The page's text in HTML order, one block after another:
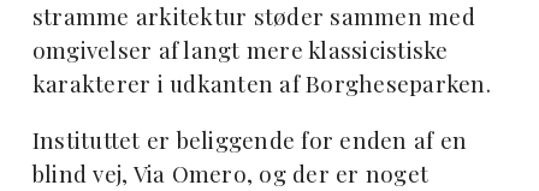
stramme arkitektur støder sammen med
omgivelser af langt mere klassicistiske
karakterer i udkanten af Borgheseparken.
Instituttet er beliggende for enden af en
blind vej, Via Omero, og der er noget